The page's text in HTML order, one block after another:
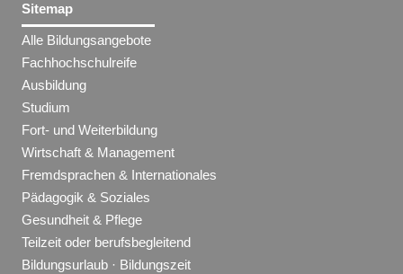
Sitemap
Alle Bildungsangebote
Fachhochschulreife
Ausbildung
Studium
Fort- und Weiterbildung
Wirtschaft & Management
Fremdsprachen & Internationales
Pädagogik & Soziales
Gesundheit & Pflege
Teilzeit oder berufsbegleitend
Bildungsurlaub · Bildungszeit